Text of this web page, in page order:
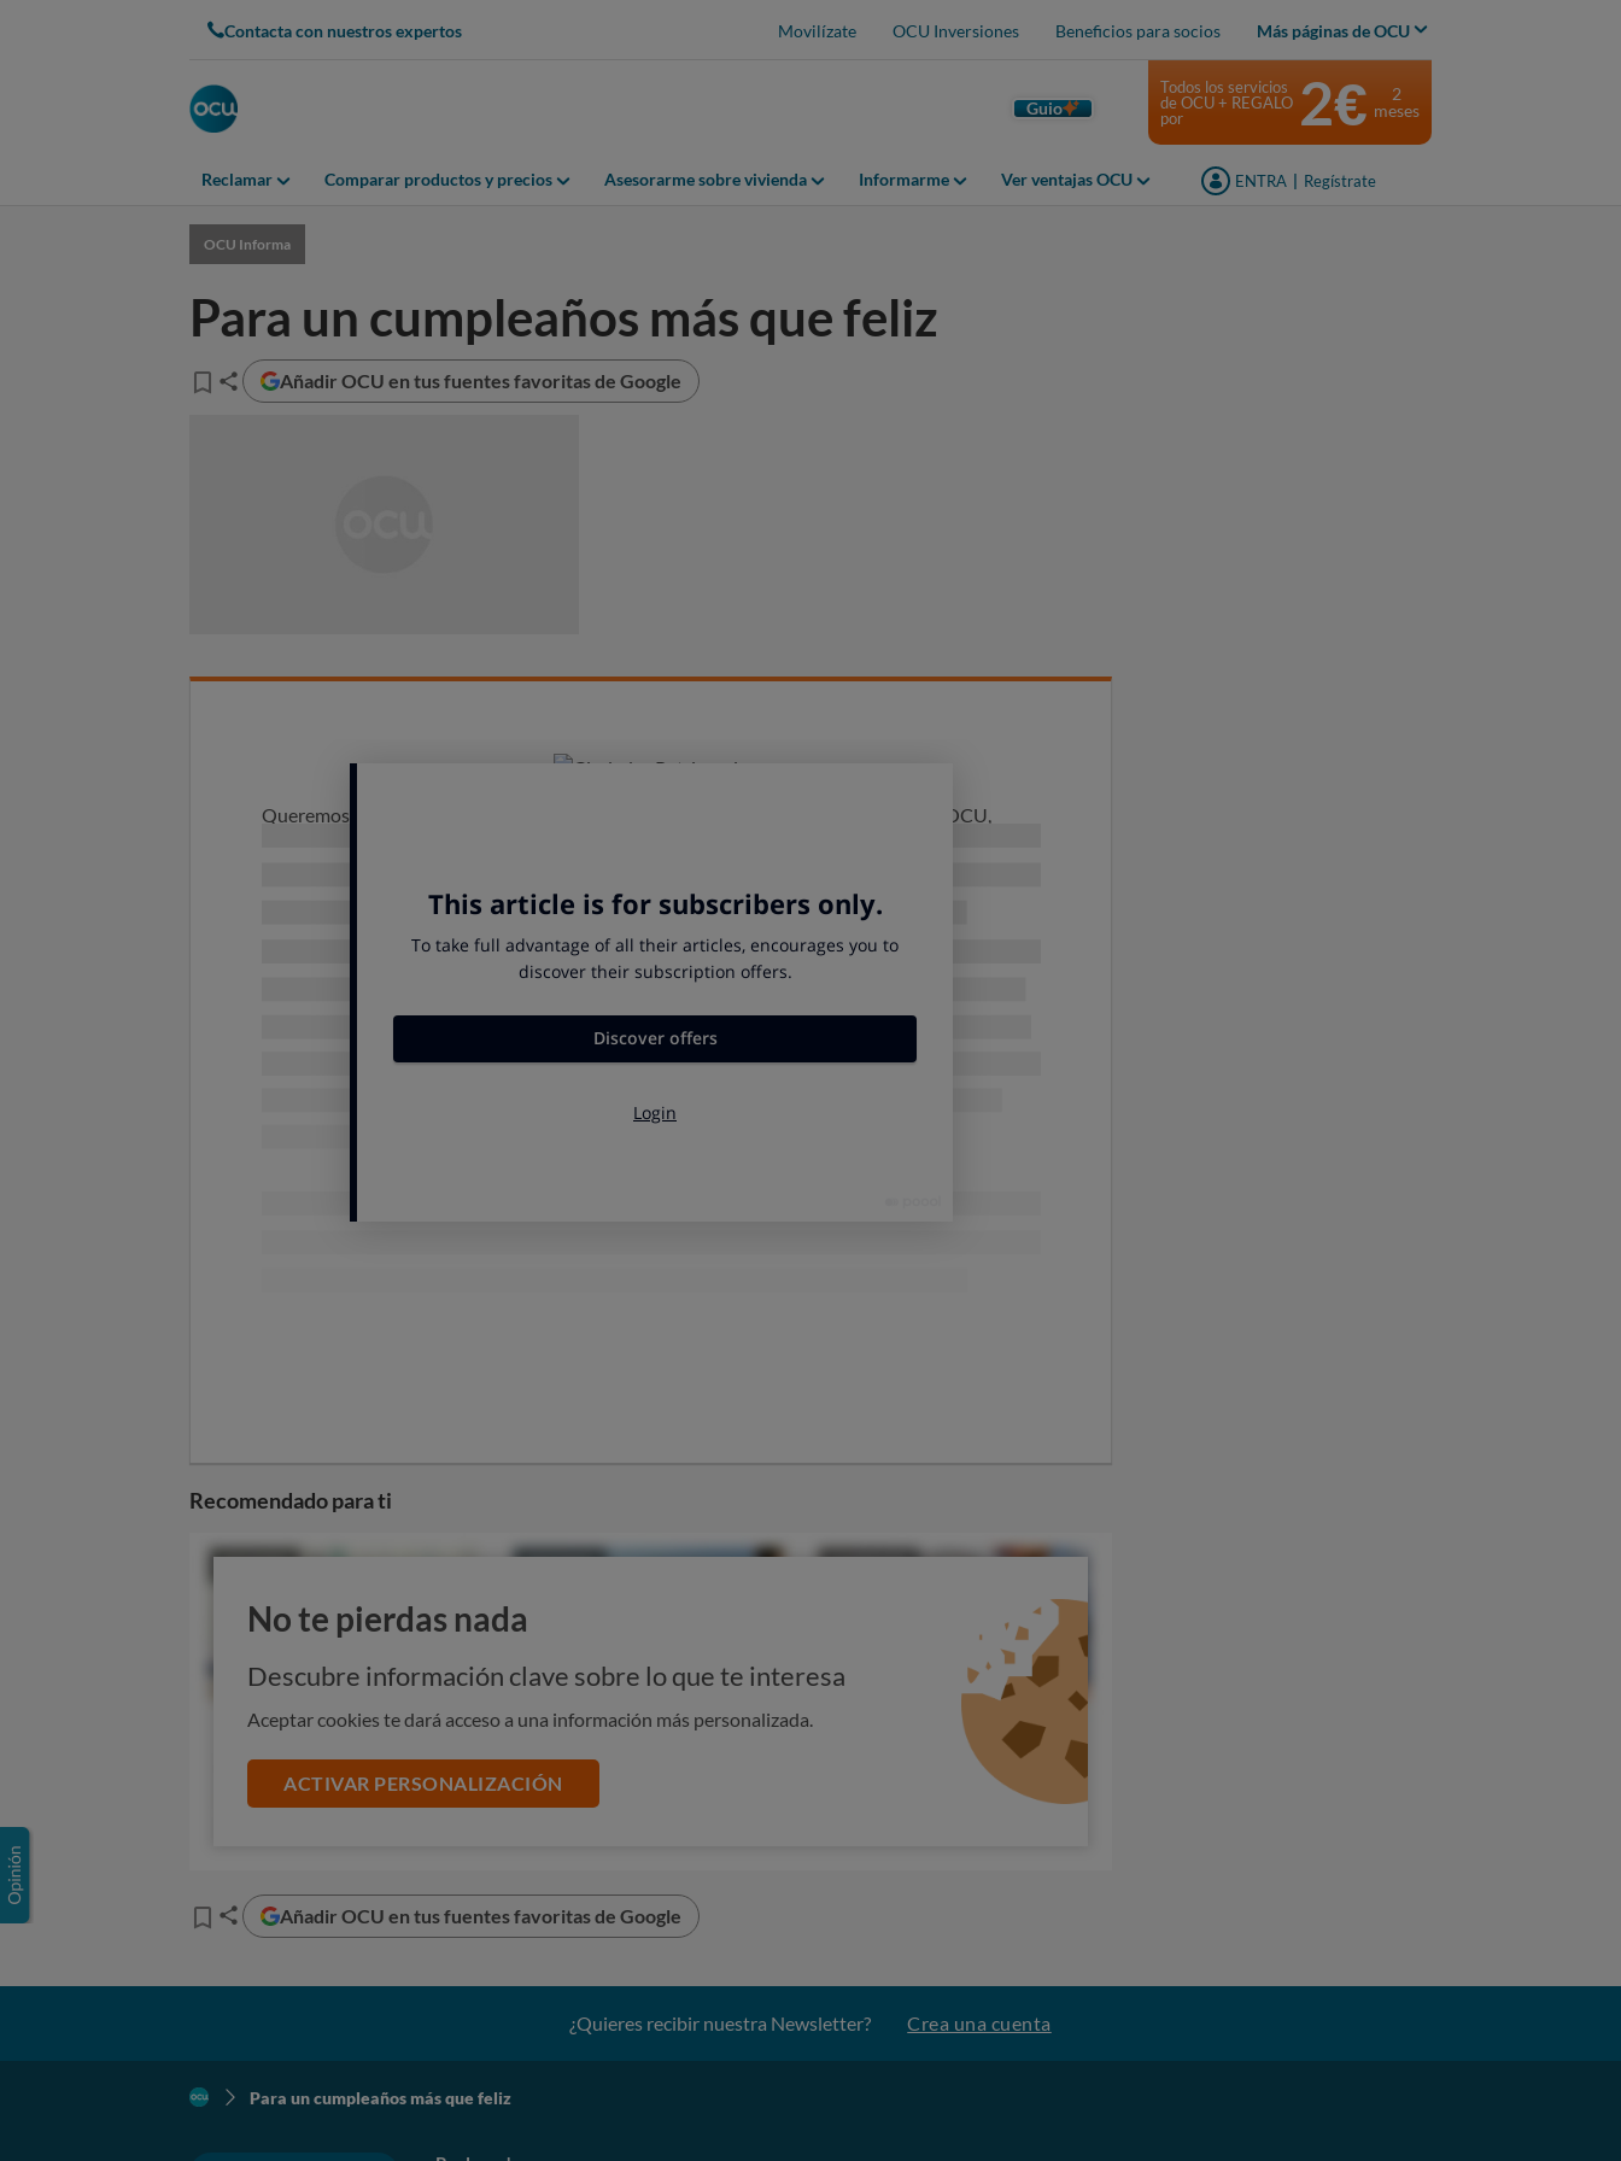
Contacta con nuestros expertos Movilízate OCU Inversiones Beneficios para socios Más páginas de OCU
Guio
Reclamar Comparar productos y precios Asesorarme sobre vivienda Informarme Ver ventajas OCU ENTRA Regístrate
Todos los servicios
de OCU + REGALO
por
2€
2
meses
OCU Informa
Para un cumpleaños más que feliz
Añadir OCU en tus fuentes favoritas de Google
Queremos celebrar contigo este día tan especial y agradecerte que formes parte de OCU,
Recomendado para ti
No te pierdas nada
Descubre información clave sobre lo que te interesa
Aceptar cookies te dará acceso a una información más personalizada.
ACTIVAR PERSONALIZACIÓN
Añadir OCU en tus fuentes favoritas de Google
¿Quieres recibir nuestra Newsletter? Crea una cuenta
Para un cumpleaños más que feliz